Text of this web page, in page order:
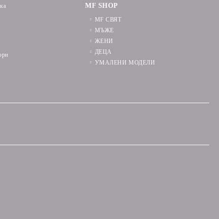
MF SHOP
MF СВЯТ
МЪЖЕ
ЖЕНИ
ДЕЦА
УМАЛЕНИ МОДЕЛИ